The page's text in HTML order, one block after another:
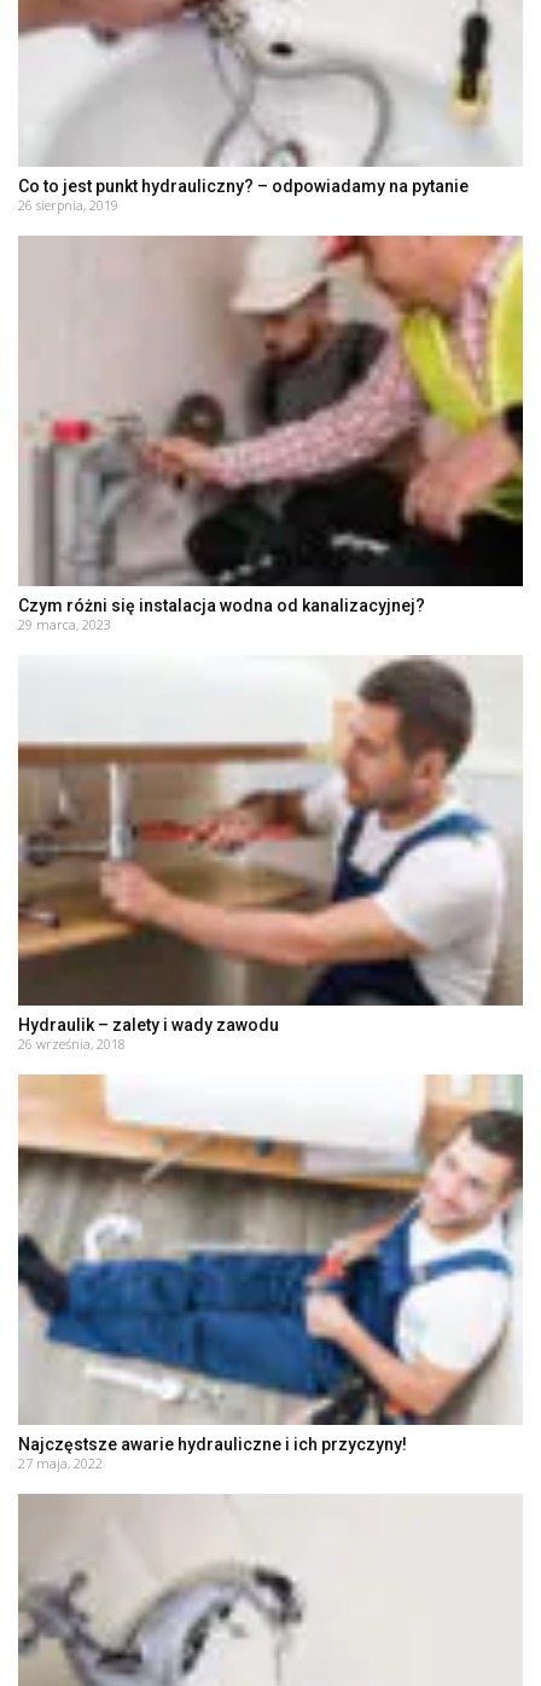
Co to jest punkt hydrauliczny? – odpowiadamy na pytanie
26 sierpnia, 2019
Czym różni się instalacja wodna od kanalizacyjnej?
29 marca, 2023
Hydraulik – zalety i wady zawodu
26 września, 2018
Najczęstsze awarie hydrauliczne i ich przyczyny!
27 maja, 2022